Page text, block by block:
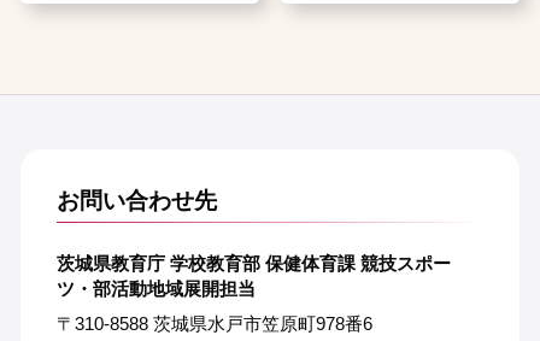
お問い合わせ先
茨城県教育庁 学校教育部 保健体育課 競技スポー
ツ・部活動地域展開担当
〒310-8588 茨城県水戸市笠原町978番6